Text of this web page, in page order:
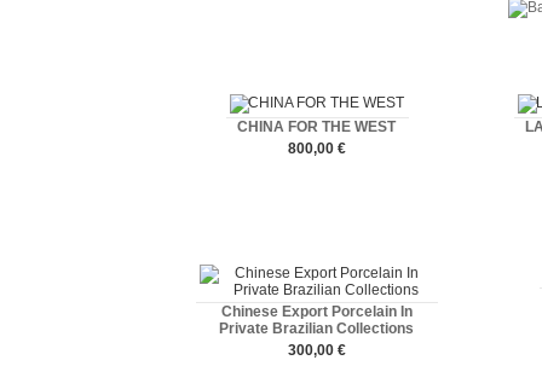
CHINA FOR THE WEST
800,00 €
Chinese Export Porcelain In
Private Brazilian Collections
300,00 €